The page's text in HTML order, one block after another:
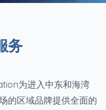
务
为进入中东和海湾
的区域品牌提供全面的